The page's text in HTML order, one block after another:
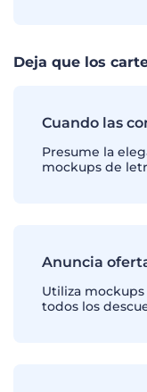
Deja que los
Cuando las
Presume la
mockups de
Anuncia
Utiliza
todos los